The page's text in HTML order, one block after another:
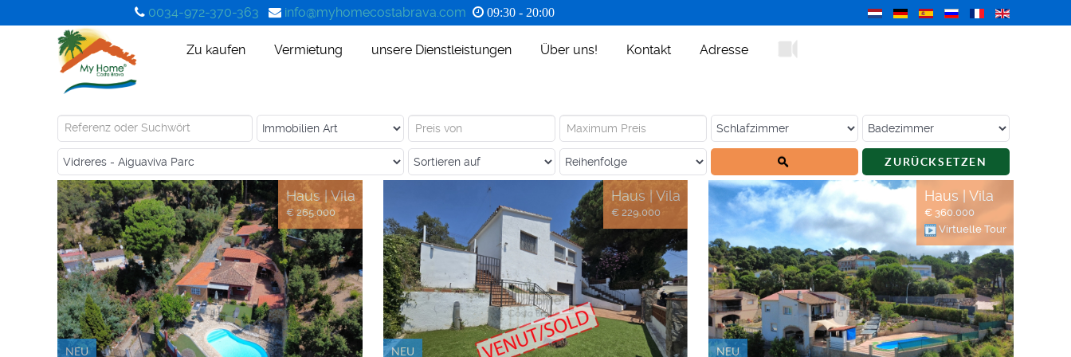
0034-972-370-363 info@myhomecostabrava.com 09:30 - 20:00
Zu kaufen Vermietung unsere Dienstleistungen Über uns! Kontakt Adresse
ZURÜCKSETZEN
NEU
Haus | Vila
€ 265.000
NEU
Haus | Vila
€ 229.000
NEU
Haus | Vila
€ 360.000
Virtuelle Tour